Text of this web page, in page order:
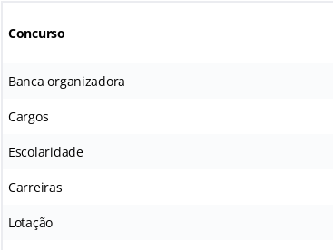
Concurso
Banca organizadora
Cargos
Escolaridade
Carreiras
Lotação